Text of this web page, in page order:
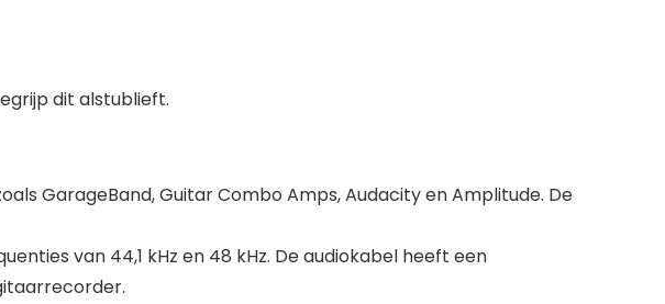
dit alstublieft.
GarageBand, Guitar Combo Amps, Audacity en Amplitude. De
van 44,1 kHz en 48 kHz. De audiokabel heeft een